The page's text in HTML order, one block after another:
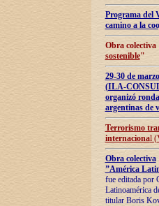
Programa del
camino a la
Obra
sostenible"
29-30 de
(ILA-
organizó
argentinas de
Terrorismo
internacional
Obra colectiva
”América
fue editada por
Latinoamérica
titular Boris